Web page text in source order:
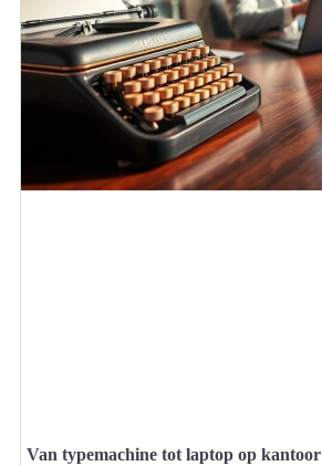
Van typemachine tot laptop op kantoor